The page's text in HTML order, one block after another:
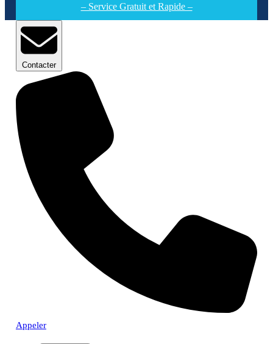
– Service Gratuit et Rapide –
Contacter
Appeler